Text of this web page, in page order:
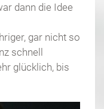
dann die Idee
gar nicht so
schnell
glücklich, bis